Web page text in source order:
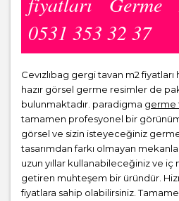
0531 353 32 37
Cevızlıbag gergi tavan m2
hazır görsel germe resimler de
bulunmaktadır. paradigma germe
tamamen profesyonel bir
görsel ve sizin isteyeceğiniz
tasarımdan farkı olmayan
uzun yıllar kullanabileceğiniz ve iç
getiren muhteşem bir üründür.
fiyatlara sahip olabilirsiniz.